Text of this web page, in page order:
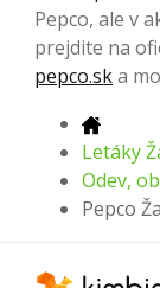
Pepco, ale v
prejdite na
pepco.ska
Letáky
Odev,
Pepco